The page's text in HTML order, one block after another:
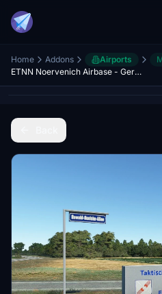
Home Addons Airports
ETNN Noervenich Airbase - Germany